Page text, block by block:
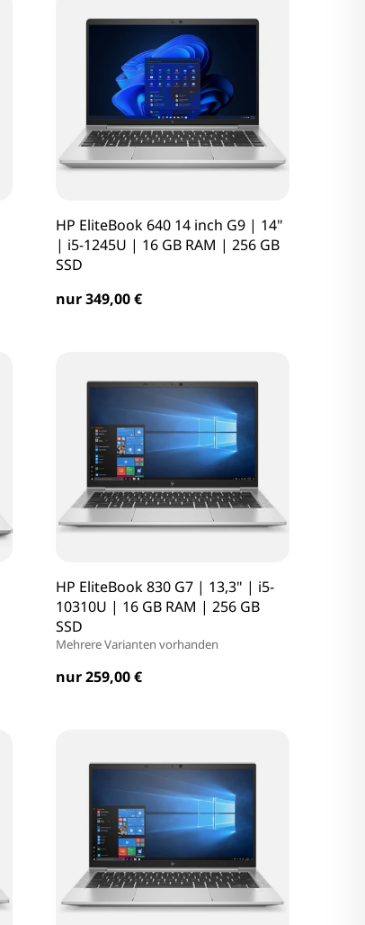
HP EliteBook 640 14 inch G9 | 14"
| i5-1245U | 16 GB RAM | 256 GB
SSD
nur 349,00 €
HP EliteBook 830 G7 | 13,3" | i5-
10310U | 16 GB RAM | 256 GB
SSD
Mehrere Varianten vorhanden
nur 259,00 €